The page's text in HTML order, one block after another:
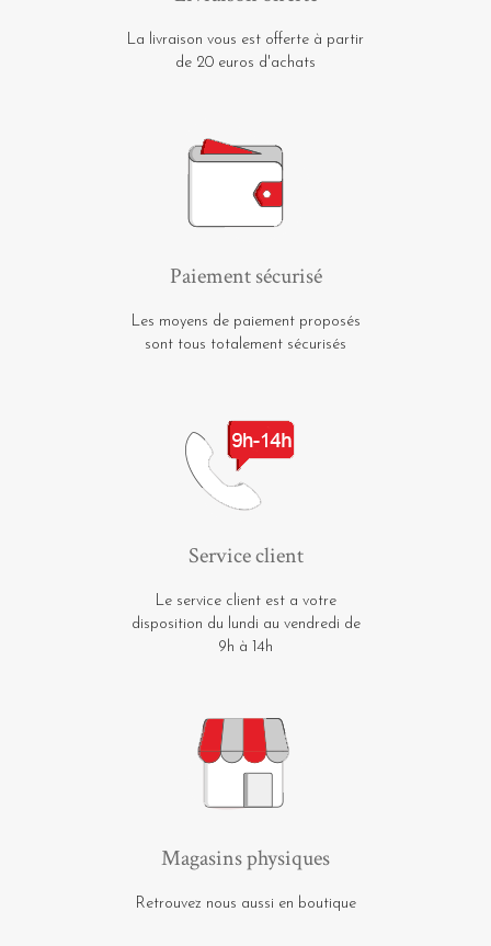
La livraison vous est offerte à partir
de 20 euros d'achats
Paiement sécurisé
Les moyens de paiement proposés
sont tous totalement sécurisés
Service client
Le service client est a votre
disposition du lundi au vendredi de
9h à 14h
Magasins physiques
Retrouvez nous aussi en boutique